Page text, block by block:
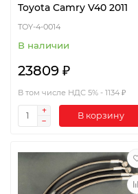
Toyota Camry V40 2011
TOY-4-0014
В наличии
23809 ₽
В том числе НДС 5% - 1134 ₽
В корзину